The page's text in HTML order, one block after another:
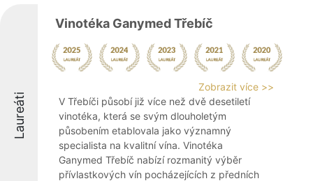
Laureáti
Vinotéka Ganymed Třebíč
Zobrazit více >>
V Třebíči působí již více než dvě desetiletí
vinotéka, která se svým dlouholetým
působením etablovala jako významný
specialista na kvalitní vína. Vinotéka
Ganymed Třebíč nabízí rozmanitý výběr
přívlastkových vín pocházejících z předních